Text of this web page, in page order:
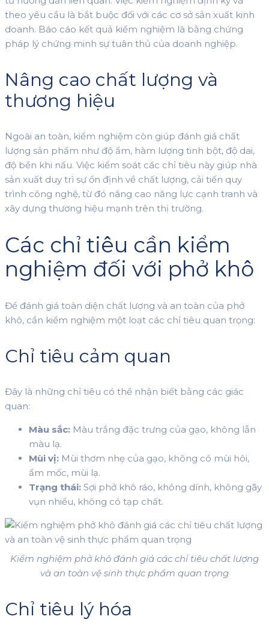
theo yêu cầu là bắt buộc đối với các cơ sở sản xuất kinh
doanh. Báo cáo kết quả kiểm nghiệm là bằng chứng
pháp lý chứng minh sự tuân thủ của doanh nghiệp.
Nâng cao chất lượng và
thương hiệu
Ngoài an toàn, kiểm nghiệm còn giúp đánh giá chất
lượng sản phẩm như độ ẩm, hàm lượng tinh bột, độ dai,
độ bền khi nấu. Việc kiểm soát các chỉ tiêu này giúp nhà
sản xuất duy trì sự ổn định về chất lượng, cải tiến quy
trình công nghệ, từ đó nâng cao năng lực cạnh tranh và
xây dựng thương hiệu mạnh trên thị trường.
Các chỉ tiêu cần kiểm
nghiệm đối với phở khô
Để đánh giá toàn diện chất lượng và an toàn của phở
khô, cần kiểm nghiệm một loạt các chỉ tiêu quan trọng:
Chỉ tiêu cảm quan
Đây là những chỉ tiêu có thể nhận biết bằng các giác
quan:
Màu sắc: Màu trắng đặc trưng của gạo, không lẫn
màu lạ.
Mùi vị: Mùi thơm nhẹ của gạo, không có mùi hôi,
ẩm mốc, mùi lạ.
Trạng thái: Sợi phở khô ráo, không dính, không gãy
vụn nhiều, không có tạp chất.
Kiểm nghiệm phở khô đánh giá các chỉ tiêu chất lượng
và an toàn vệ sinh thực phẩm quan trọng
Chỉ tiêu lý hóa